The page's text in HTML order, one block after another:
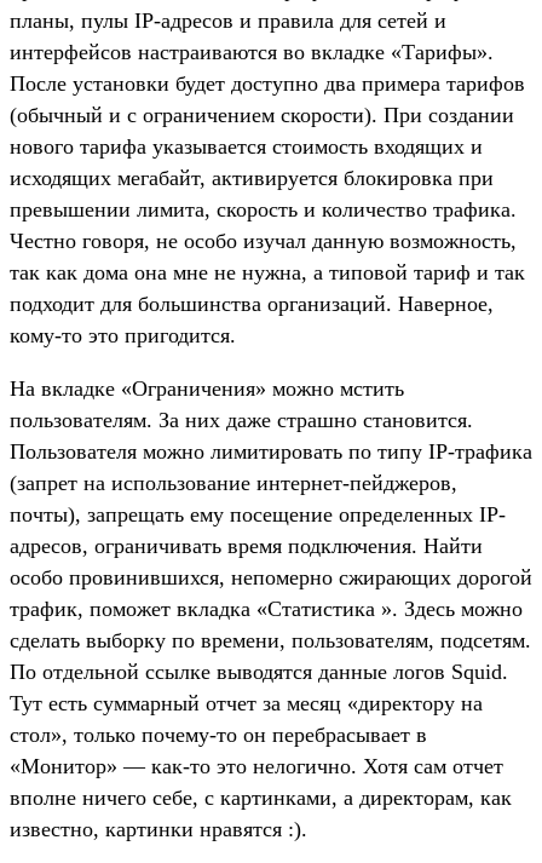
планы, пулы IP-адресов и правила для сетей и
интерфейсов настраиваются во вкладке «Тарифы».
После установки будет доступно два примера тарифов
(обычный и с ограничением скорости). При создании
нового тарифа указывается стоимость входящих и
исходящих мегабайт, активируется блокировка при
превышении лимита, скорость и количество трафика.
Честно говоря, не особо изучал данную возможность,
так как дома она мне не нужна, а типовой тариф и так
подходит для большинства организаций. Наверное,
кому-то это пригодится.
На вкладке «Ограничения» можно мстить
пользователям. За них даже страшно становится.
Пользователя можно лимитировать по типу IP-трафика
(запрет на использование интернет-пейджеров,
почты), запрещать ему посещение определенных IP-
адресов, ограничивать время подключения. Найти
особо провинившихся, непомерно сжирающих дорогой
трафик, поможет вкладка «Статистика ». Здесь можно
сделать выборку по времени, пользователям, подсетям.
По отдельной ссылке выводятся данные логов Squid.
Тут есть суммарный отчет за месяц «директору на
стол», только почему-то он перебрасывает в
«Монитор» — как-то это нелогично. Хотя сам отчет
вполне ничего себе, с картинками, а директорам, как
известно, картинки нравятся :).